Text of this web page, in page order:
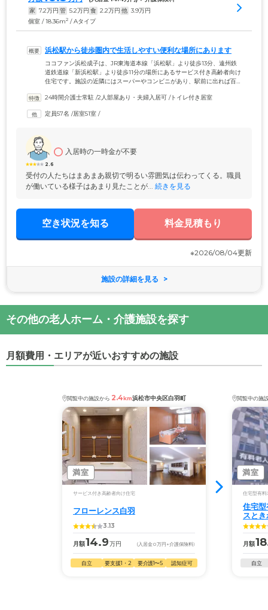
家 7.2万円 管 5.2万円 食 2.2万円 他 3.9万円
個室 / 18.36m2 / Aタイプ
浜松駅から徒歩圏内で生活しやすい便利な場所にあります
ココファン浜松成子は、JR東海道本線「浜松駅」より徒歩13分、遠州鉄
道鉄道線「新浜松駅」より徒歩11分の場所にあるサービス付き高齢者向け
住宅です。施設の近隣にはスーパーやコンビニがあり、駅前に出れば百
なっています。居室は、ミニキッチンとバス・トイレ、洗濯機置き場を
のタイプにも、おひとり用のワンルームとご夫婦でのご入居が可能な二
24時間介護士常駐 /2人部屋あり・夫婦入居可 /トイレ付き居室
定員57名 /居室51室 /
2.6
入居時の一時金が不要
受付の人たちはまあまあ親切で明るい雰囲気は伝わってくる。職員
が働いている様子はあまり見たことが... 続きを見る
空き状況を知る 料金見積もり
※2026/08/04更新
施設の詳細を見る
その他の老人ホーム・介護施設を探す
月額費用・エリアが近いおすすめの施設
閲覧中の施設から 2.4km浜松市中央区白羽町
満室
サービス付き高齢者向け住宅
フローレンス白羽
3.13
月額14.9万円 (入居金0万円 +介護保険料)
自立 要支援1・2 要介護1〜5 認知症可
閲覧中の施
満室
住宅型有料
住宅
スと
月額
自立